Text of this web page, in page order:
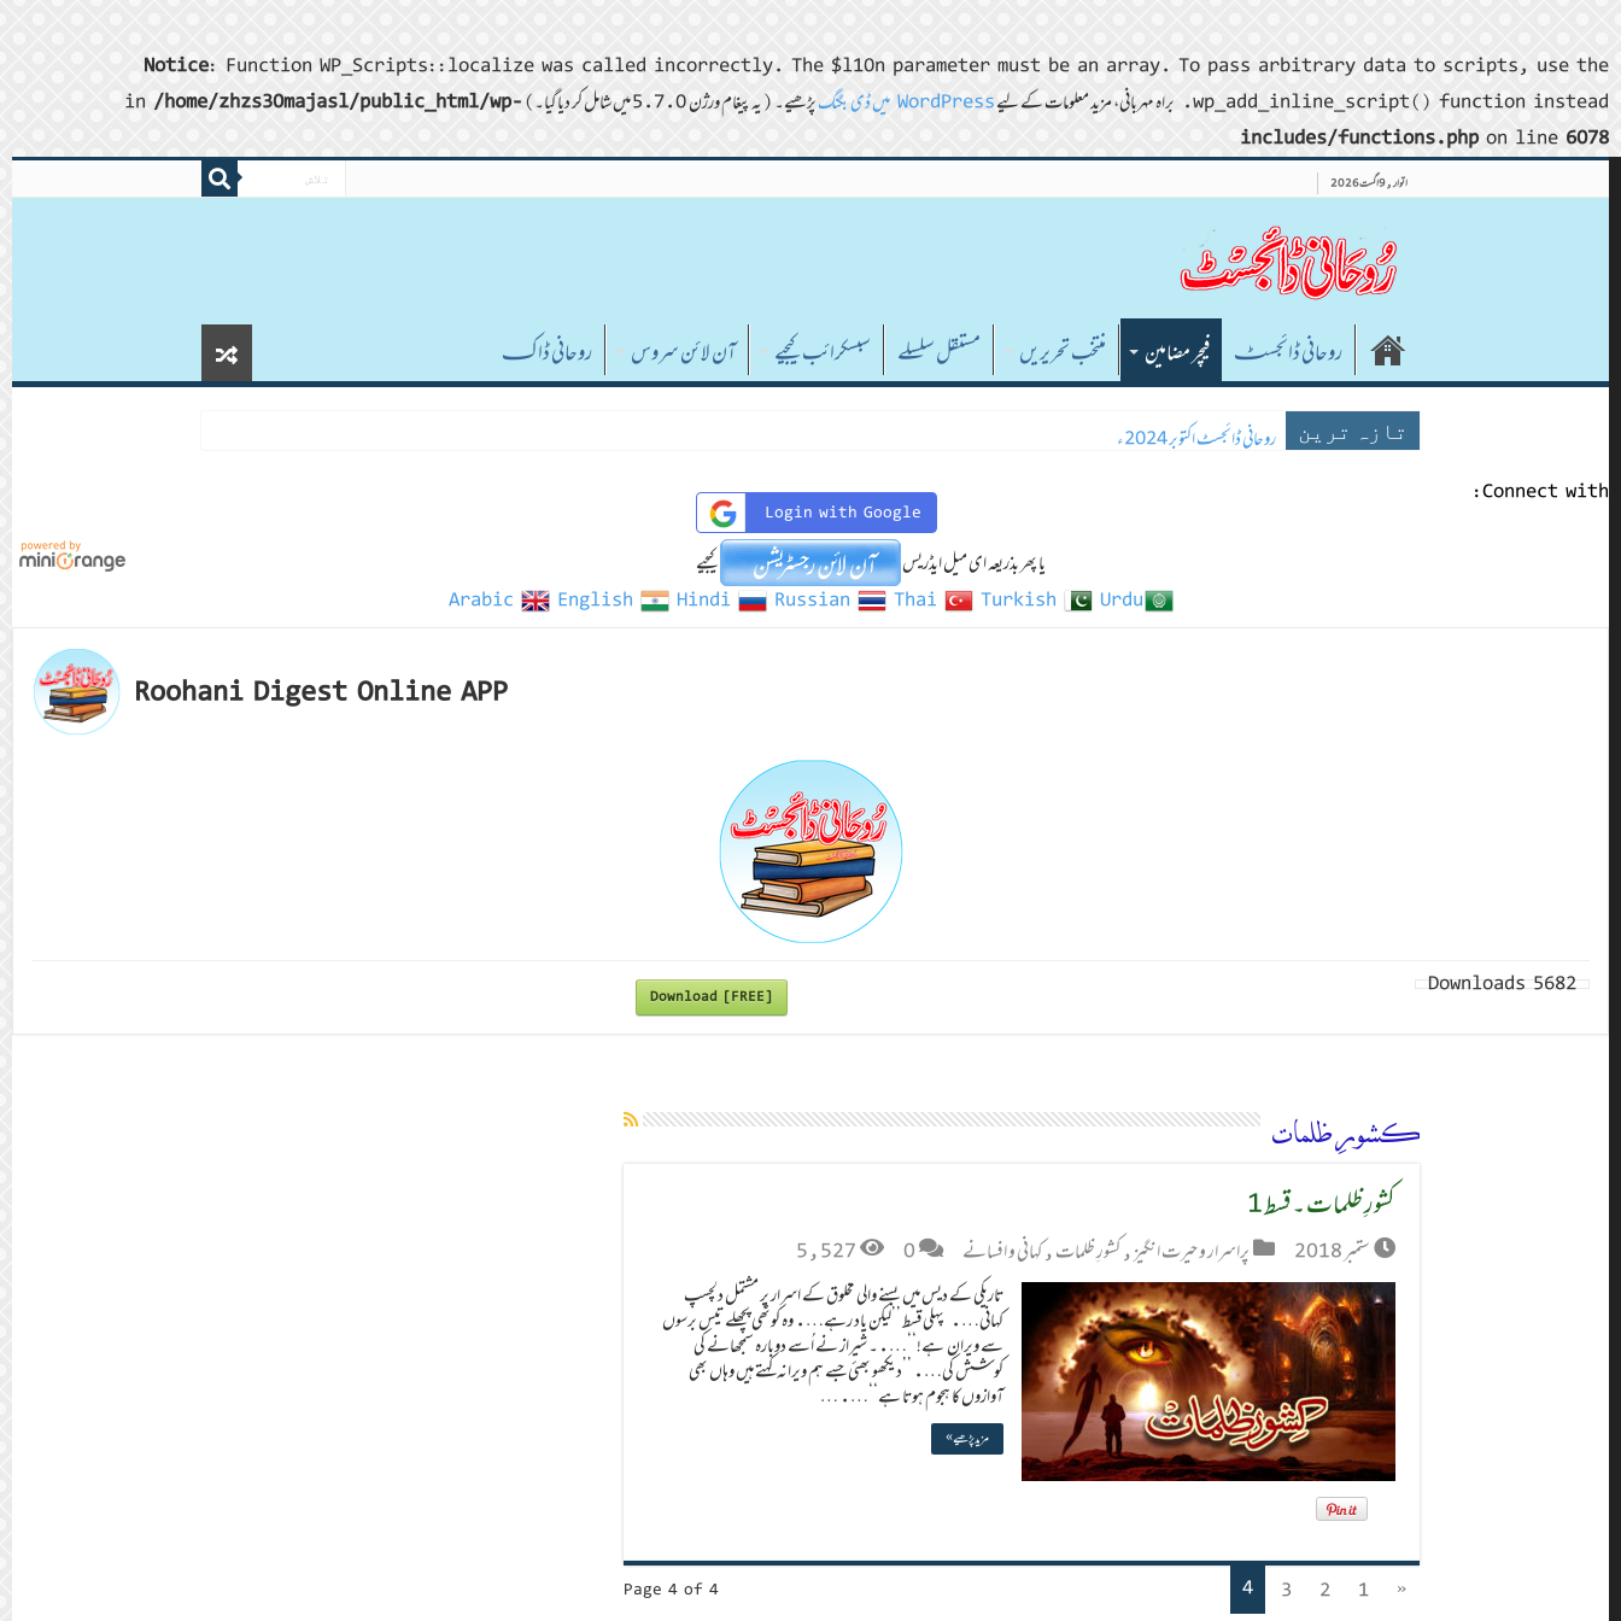
Notice: Function WP_Scripts::localize was called incorrectly. The $l10n parameter must be an array. To pass arbitrary data to scripts, use the
wp_add_inline_script() function instead. براہ مہربانی، مزید معلومات کے لیے
WordPress میں ڈی بگنگ پڑھیے۔ (یہ پیغام ورژن 5.7.0 میں شامل کر دیا گیا۔) in
/home/zhzs30majasl/public_html/wp-
includes/functions.phpon line 6078
اتوار , 9 اگست 2026
روحانی ڈائجسٹـ فیچر مضامین منتخب تحریریں مستقل سلسلے سبسکرائب کیجیے آن لائن سروس روحانی ڈاکـ
تازہ ترین روحانی ڈائجسٹ نومبر 2024ء
روحانی ڈائجسٹ اکتوبر 2024ء
Connect with:
Login with Google
یا پھر بذریعہ ای میل ایڈریس
کیجیے
Arabic
English Hindi Russian Thai Turkish Urdu
Roohani Digest Online APP
Download [FREE] 5682
Downloads
کشورِ ظلمات
کشورِ ظلمات ۔ قسط 1
ستمبر 2018 پراسرار و حیرت انگیز,کشورِ ظلمات,کہانی و افسانے 0
5,527
تاریکی کے دیس میں بسنے والی مخلوق کے اسرار پر مشتمل دلچسپ
کہانی…. پہلی قسط ’’لیکن یاد رہے…. وہ کوٹھی پچھلے تیس برسوں
سے ویران ہے!‘‘….۔ شیراز نے اُسے دوبارہ سمجھانے کی
کوشش کی…. ’’دیکھو بھئی جسے ہم ویرانہ کہتے ہیں وہاں بھی
آوازوں کا ہجوم ہوتا ہے‘‘…. …
مزید پڑھیے »
Page 4 of 4 «
1
2
3
4